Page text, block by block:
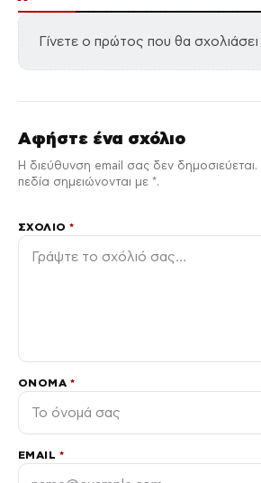
Γίνετε ο πρώτος που θα
Αφήστε ένα σχόλιο
Η διεύθυνση email σας δεν
πεδία σημειώνονται με *.
ΣΧΌΛΙΟ*
ΌΝΟΜΑ *
EMAIL *